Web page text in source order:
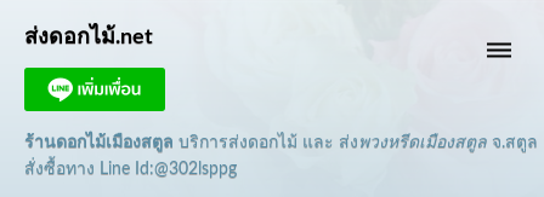
dehaze
ส่งดอกไม้.net
ร้านดอกไม้เมืองสตูล บริการส่งดอกไม้ และ ส่ง พวงหรีดเมืองสตูล จ.สตูล
สั่งซื้อทาง Line Id:@302lsppg